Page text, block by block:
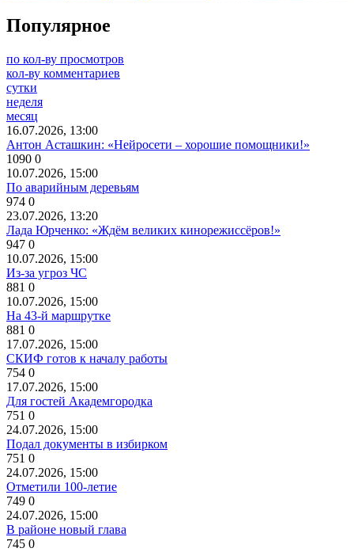
Популярное
по кол-ву просмотров
кол-ву комментариев
сутки
неделя
месяц
16.07.2026, 13:00
Антон Асташкин: «Нейросети – хорошие помощники!»
1090 0
10.07.2026, 15:00
По аварийным деревьям
974 0
23.07.2026, 13:20
Лада Юрченко: «Ждём великих кинорежиссёров!»
947 0
10.07.2026, 15:00
Из-за угроз ЧС
881 0
10.07.2026, 15:00
На 43-й маршрутке
881 0
17.07.2026, 15:00
СКИФ готов к началу работы
754 0
17.07.2026, 15:00
Для гостей Академгородка
751 0
24.07.2026, 15:00
Подал документы в избирком
751 0
24.07.2026, 15:00
Отметили 100-летие
749 0
24.07.2026, 15:00
В районе новый глава
745 0